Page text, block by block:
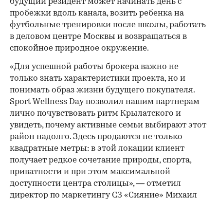
будущий резидент может начинать день с
пробежки вдоль канала, возить ребенка на
футбольные тренировки после школы, работать
в деловом центре Москвы и возвращаться в
спокойное природное окружение.
«Для успешной работы брокера важно не
только знать характеристики проекта, но и
понимать образ жизни будущего покупателя.
Sport Wellness Day позволил нашим партнерам
лично почувствовать ритм Крылатского и
увидеть, почему активные семьи выбирают этот
район надолго. Здесь продаются не только
квадратные метры: в этой локации клиент
получает редкое сочетание природы, спорта,
приватности и при этом максимальной
доступности центра столицы», — отметил
директор по маркетингу СЗ «Сияние» Михаил